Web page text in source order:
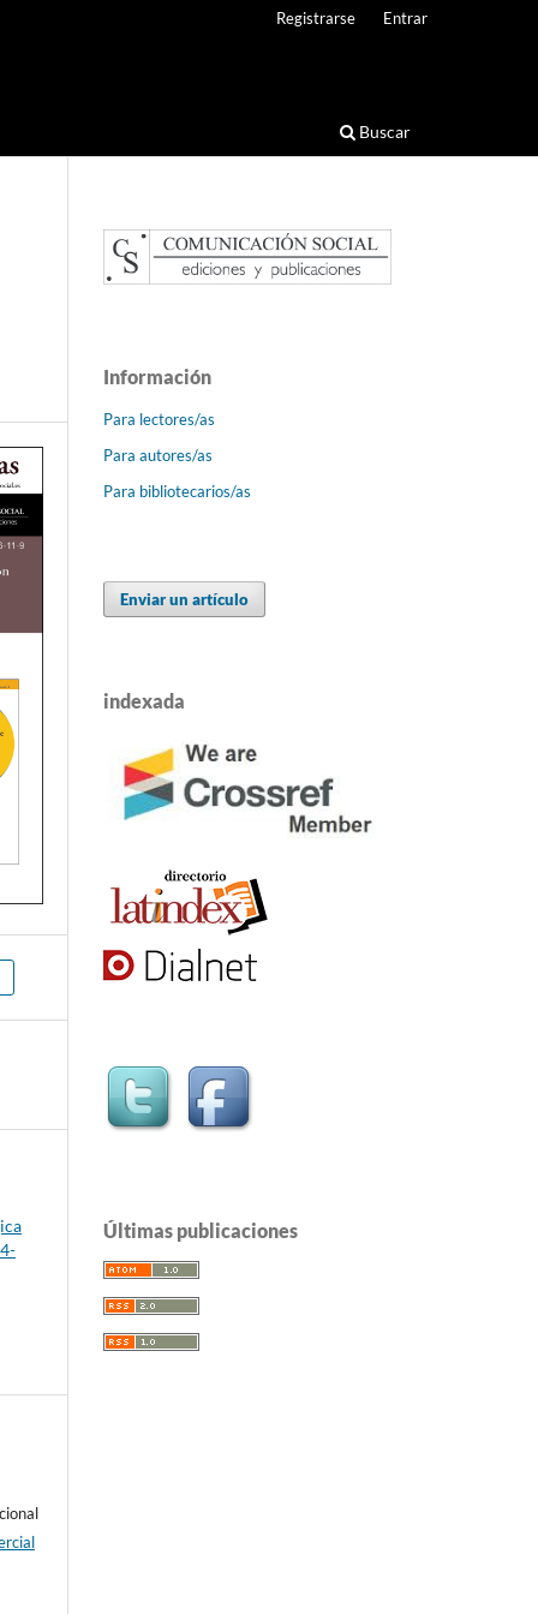
Buscar
Registrarse Entrar
Información
Para lectores/as
Para autores/as
Para bibliotecarios/as
Enviar un artículo
indexada
Últimas publicaciones